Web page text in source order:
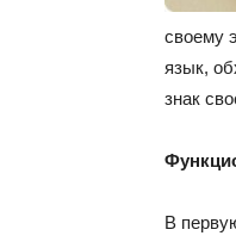
своему
язык,
знак
В